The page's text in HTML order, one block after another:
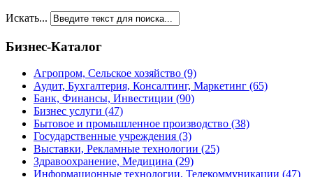
Искать...
Бизнес-Каталог
Агропром, Сельское хозяйство (9)
Аудит, Бухгалтерия, Консалтинг, Маркетинг (65)
Банк, Финансы, Инвестиции (90)
Бизнес услуги (47)
Бытовое и промышленное производство (38)
Государственные учреждения (3)
Выставки, Рекламные технологии (25)
Здравоохранение, Медицина (29)
Информационные технологии, Телекоммуникации (47)